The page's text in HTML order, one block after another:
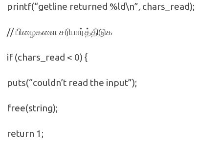
printf(“getline returned %ld\n”, chars_read);
// பிழைகளை சரிபார்த்திடுக
if (chars_read < 0) {
puts(“couldn’t read the input”);
free(string);
return 1;